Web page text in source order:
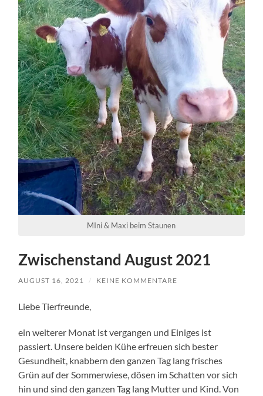
MIni & Maxi beim Staunen
Zwischenstand August 2021
AUGUST 16, 2021 / KEINE KOMMENTARE
Liebe Tierfreunde,
ein weiterer Monat ist vergangen und Einiges ist
passiert. Unsere beiden Kühe erfreuen sich bester
Gesundheit, knabbern den ganzen Tag lang frisches
Grün auf der Sommerwiese, dösen im Schatten vor sich
hin und sind den ganzen Tag lang Mutter und Kind. Von